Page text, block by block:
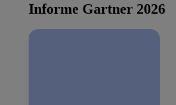
Informe Gartner 2026